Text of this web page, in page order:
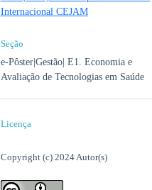
Internacional CEJAM
Seção
e-Pôster|Gestão| E1. Economia e
Avaliação de Tecnologias em Saúde
Licença
Copyright (c) 2024 Autor(s)